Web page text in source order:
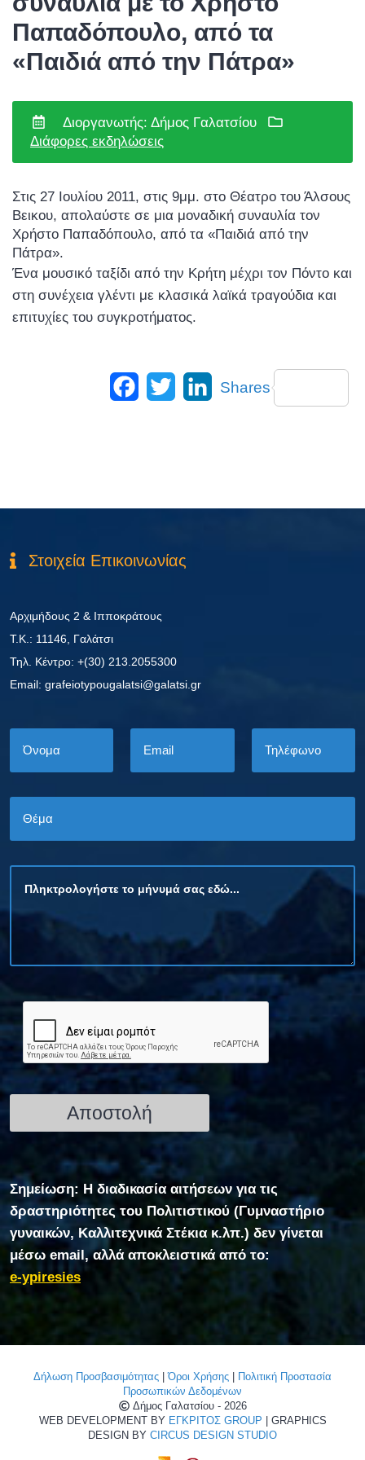
Παπαδόπουλο, από τα
«Παιδιά από την Πάτρα»
Διοργανωτής: Δήμος Γαλατσίου
Διάφορες εκδηλώσεις
Στις 27 Ιουλίου 2011, στις 9μμ. στο Θέατρο του Άλσους
Βεικου, απολαύστε σε μια μοναδική συναυλία τον
Χρήστο Παπαδόπουλο, από τα «Παιδιά από την
Πάτρα».
Ένα μουσικό ταξίδι από την Κρήτη μέχρι τον Πόντο και
στη συνέχεια γλέντι με κλασικά λαϊκά τραγούδια και
επιτυχίες του συγκροτήματος.
Facebook
Twitter LinkedIn
Shares
Στοιχεία Επικοινωνίας
Αρχιμήδους 2 & Ιπποκράτους
Τ.Κ.: 11146, Γαλάτσι
Τηλ. Κέντρο: +(30) 213.2055300
Εmail: grafeiotypougalatsi@galatsi.gr
Σημείωση: Η διαδικασία αιτήσεων για τις
δραστηριότητες του Πολιτιστικού (Γυμναστήριο
γυναικών, Καλλιτεχνικά Στέκια κ.λπ.) δεν γίνεται
μέσω email, αλλά αποκλειστικά από το:
e-ypiresies
Δήλωση Προσβασιμότητας |Όροι Χρήσης
Πολιτική Προστασία
Προσωπικών Δεδομένων
Δήμος Γαλατσίου - 2026
WEB DEVELOPMENT BY ΕΓΚΡΙΤΟΣ GROUP | GRAPHICS
DESIGN BY CIRCUS DESIGN STUDIO